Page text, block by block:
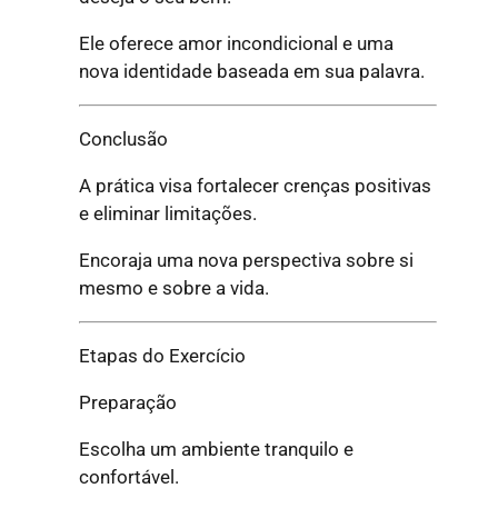
Ele oferece amor incondicional e uma
nova identidade baseada em sua palavra.
Conclusão
A prática visa fortalecer crenças positivas
e eliminar limitações.
Encoraja uma nova perspectiva sobre si
mesmo e sobre a vida.
Etapas do Exercício
Preparação
Escolha um ambiente tranquilo e
confortável.